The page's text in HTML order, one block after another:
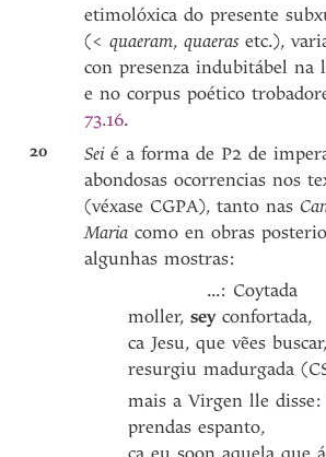
etimolóxica do presente
(<quaeram,quaeras etc.),
con presenza indubitábel na
e no corpus poético
73.16.
20 Seié a forma de P2 de
abondosas ocorrencias nos
(véxase CGPA), tanto nas
Maria como en obras
algunhas mostras:
...: Coytada
moller,seyconfortada,
ca Jesu, que vẽes buscar,
resurgiu madurgada
mais a Virgen lle
prendas espanto,